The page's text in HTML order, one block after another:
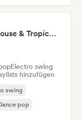
Summer Nights | Chill House & Tropical Beats
Electro swing
hinzufügen
swing
pop